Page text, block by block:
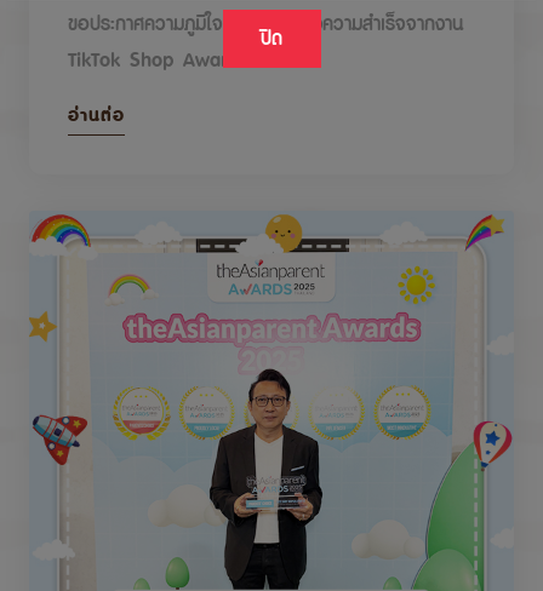
ปิด
ขอประกาศความภูมิใจกับรางวัลแห่งความสำเร็จจากงาน
TikTok Shop Awards 2026
อ่านต่อ